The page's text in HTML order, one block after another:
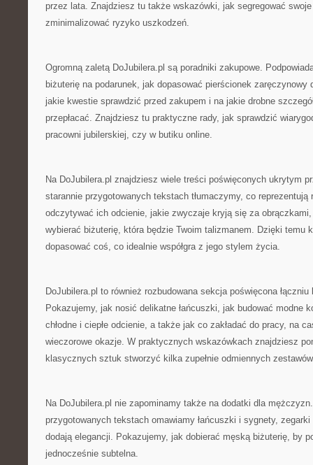
przez lata. Znajdziesz tu także wskazówki, jak segregować
zminimalizować ryzyko uszkodzeń.
Ogromną zaletą DoJubilera.pl są poradniki zakupowe.
biżuterię na podarunek, jak dopasować pierścionek zaręczynowy
jakie kwestie sprawdzić przed zakupem i na jakie drobne
przepłacać. Znajdziesz tu praktyczne rady, jak sprawdzić
pracowni jubilerskiej, czy w butiku online.
Na DoJubilera.pl znajdziesz wiele treści poświęconych ukrytym
starannie przygotowanych tekstach tłumaczymy, co reprezentują
odczytywać ich odcienie, jakie zwyczaje kryją się za
wybierać biżuterię, która będzie Twoim talizmanem. Dzięki temu
dopasować coś, co idealnie współgra z jego stylem życia.
DoJubilera.pl to również rozbudowana sekcja poświęcona
Pokazujemy, jak nosić delikatne łańcuszki, jak budować modne
chłodne i ciepłe odcienie, a także jak co zakładać do pracy, na
wieczorowe okazje. W praktycznych wskazówkach znajdziesz
klasycznych sztuk stworzyć kilka zupełnie odmiennych
Na DoJubilera.pl nie zapominamy także na dodatki dla
przygotowanych tekstach omawiamy łańcuszki i sygnety,
dodają elegancji. Pokazujemy, jak dobierać męską biżuterię, by
jednocześnie subtelna.